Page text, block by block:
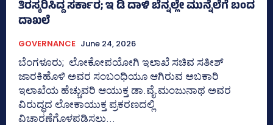
ತಿರಸ್ಕರಿಸಿದ್ದ ಸರ್ಕಾರ; ಇ ಡಿ ದಾಳಿ ಬೆನ್ನಲ್ಲೇ ಮುನ್ನೆಲೆಗೆ ಬಂದ
ದಾಖಲೆ
GOVERNANCE June 24, 2026
ಬೆಂಗಳೂರು; ಲೋಕೋಪಯೋಗಿ ಇಲಾಖೆ ಸಚಿವ ಸತೀಶ್‌
ಜಾರಕಿಹೊಳಿ ಅವರ ಸಂಬಂಧಿಯೂ ಆಗಿರುವ ಅಬಕಾರಿ
ಇಲಾಖೆಯ ಹೆಚ್ಚುವರಿ ಆಯುಕ್ತ ಡಾ.ವೈ.ಮಂಜುನಾಥ ಅವರ
ವಿರುದ್ಧದ ಲೋಕಾಯುಕ್ತ ಪ್ರಕರಣದಲ್ಲಿ
ವಿಚಾರಣೆಗೊಳಪಡಿಸಲು...